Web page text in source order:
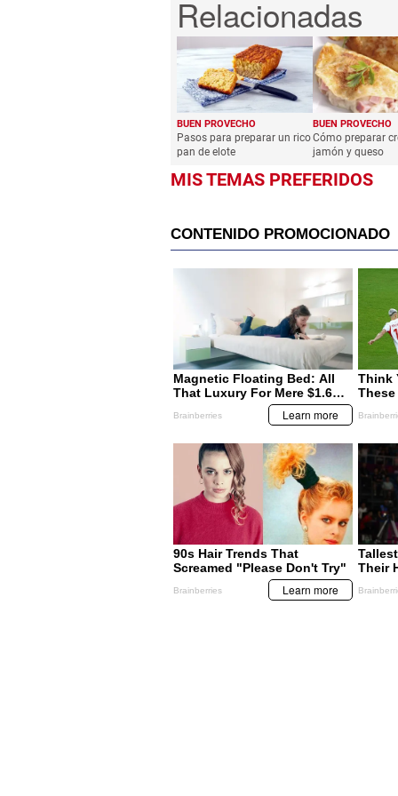
BUEN PROVECHO
Pasos para preparar un rico
pan de elote
BUEN PROVECHO
Cómo preparar
jamón y queso
MIS TEMAS PREFERIDOS